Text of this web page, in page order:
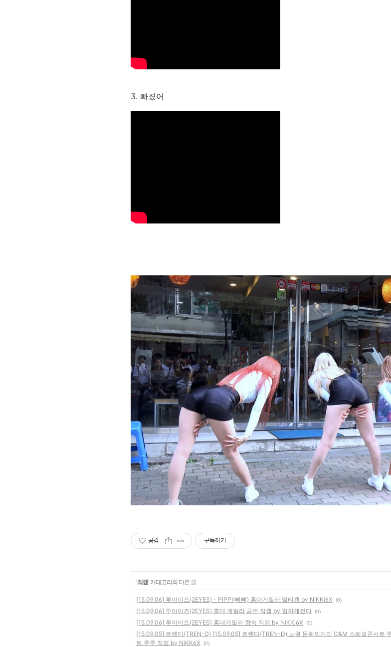
3. 빠졌어
공감 구독하기
'직캠' 카테고리의 다른 글
[15.09.06] 투아이즈(2EYES) - PIPPI(삐삐) 홍대게릴라 멀티캠 by NiKKi6X (0)
[15.09.06] 투아이즈(2EYES) 홍대 게릴라 공연 직캠 by 험하게컸다 (0)
[15.09.06] 투아이즈(2EYES) 홍대게릴라 향숙 직캠 by NiKKi6X (0)
[15.09.05] 트랜디(TREN-D) [15.09.05] 트랜디(TREN-D) 노원 문화의거리 C&M 스페셜콘서트
트 루루 직캠 by NiKK6X
(0)